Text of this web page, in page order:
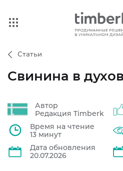
Статьи
Свинина в
Автор
Редакция Timberk
Время на чтение
13 минут
Дата обновления
20.07.2026